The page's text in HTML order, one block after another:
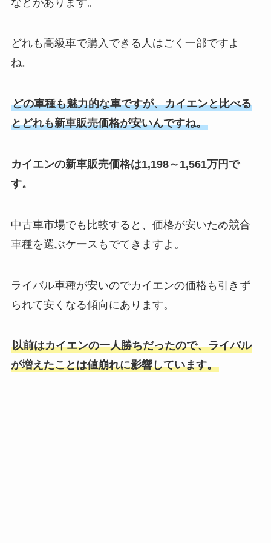
どれも高級車で購入できる人はごく一部ですよ
ね。
どの車種も魅力的な車ですが、カイエンと比べる
とどれも新車販売価格が安いんですね。
カイエンの新車販売価格は1,198～1,561万円で
す。
中古車市場でも比較すると、価格が安いため競合
車種を選ぶケースもでてきますよ。
ライバル車種が安いのでカイエンの価格も引きず
られて安くなる傾向にあります。
以前はカイエンの一人勝ちだったので、ライバル
が増えたことは値崩れに影響しています。